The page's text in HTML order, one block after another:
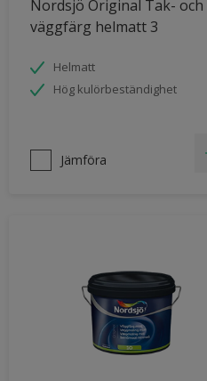
Nordsjö Original Tak- och
väggfärg helmatt 3
Helmatt
Hög kulörbeständighet
Jämföra